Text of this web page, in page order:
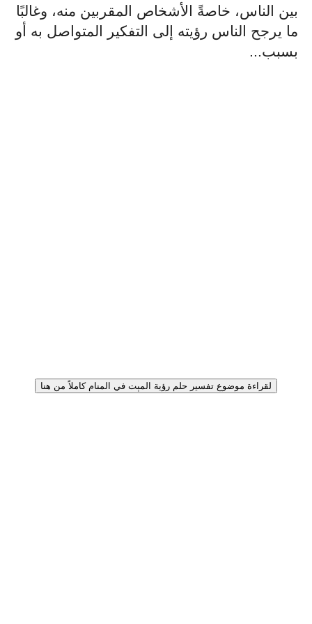
بين الناس، خاصةً الأشخاص المقربين منه، وغالبًا
ما يرجح الناس رؤيته إلى التفكير المتواصل به أو
بسبب...
لقراءة موضوع تفسير حلم رؤية المېت في المنام كاملاً من هنا